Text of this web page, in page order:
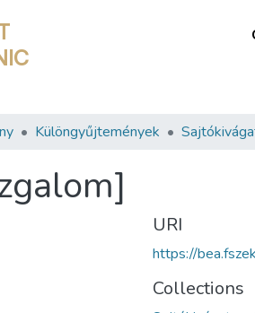
Különgyűjtemények
URI
https://
Collections